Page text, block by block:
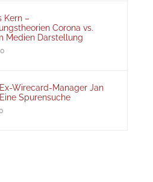
Kern –
Corona vs.
Medien Darstellung
Wirecard-Manager Jan
Spurensuche